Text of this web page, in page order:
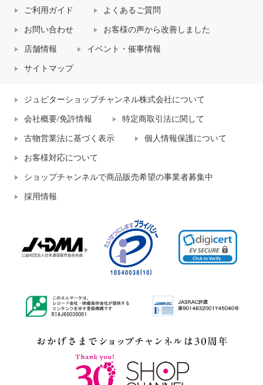
ご利用ガイド よくあるご質問
お問い合わせ お客様の声から改善しました
店舗情報 イベント・催事情報
サイトマップ
ジュピターショップチャンネル株式会社について
会社概要/免許情報 特定商取引法に関して
古物営業法に基づく表示 個人情報保護について
お客様対応について
ショップチャンネルで商品販売希望の事業者募集中
採用情報